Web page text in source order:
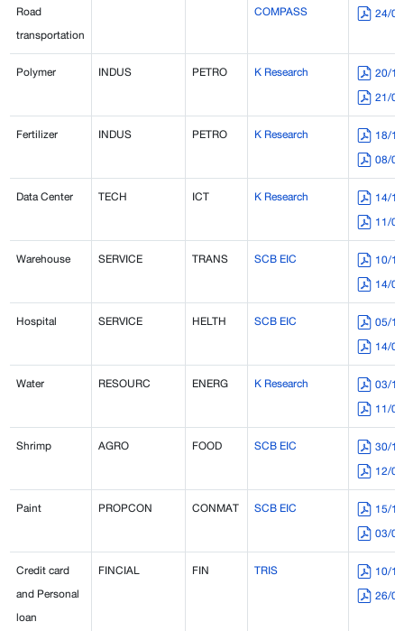
Road
transportation
COMPASS
24/
Polymer INDUS PETRO K Research
20/
21/
Fertilizer
INDUS PETRO K Research
18/
08/
Data Center
TECH ICT K Research
14/
11/
Warehouse
SERVICE TRANS SCB EIC
10/
14/
Hospital
SERVICE HELTH SCB EIC
05/
14/
Water
RESOURC ENERG K Research
03/
11/
Shrimp
AGRO FOOD SCB EIC
30/
12/
Paint
PROPCON CONMAT SCB EIC
15/
03/
Credit card
and Personal
loan
FINCIAL FIN TRIS
10/
26/